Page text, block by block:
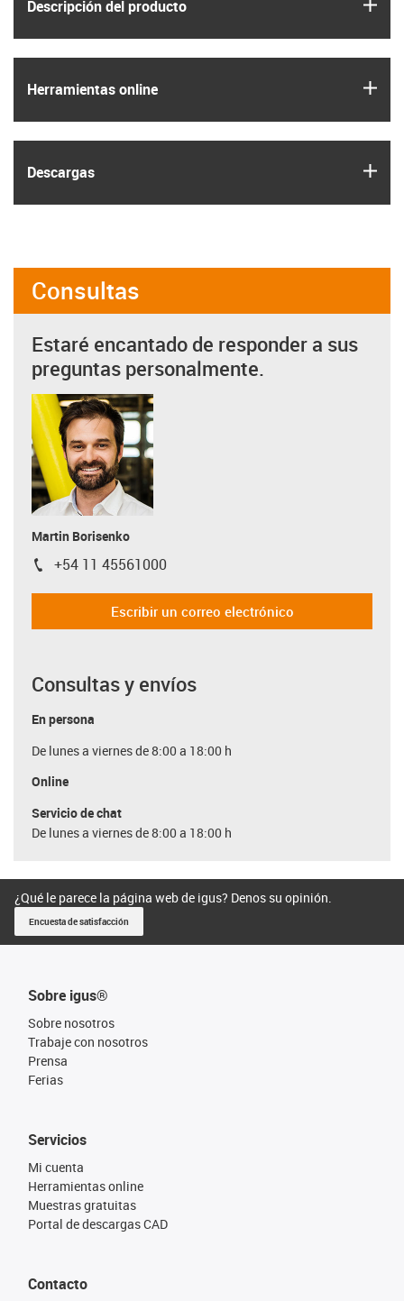
Descripción del producto
Herramientas online
Descargas
Consultas
Estaré encantado de responder a sus
preguntas personalmente.
Martin Borisenko
igus-icon-phone
+54 11 45561000
Escribir un correo electrónico
Consultas y envíos
En persona
De lunes a viernes de 8:00 a 18:00 h
Online
Servicio de chat
De lunes a viernes de 8:00 a 18:00 h
¿Qué le parece la página web de igus? Denos su opinión.
Encuesta de satisfacción
Sobre igus®
Sobre nosotros
Trabaje con nosotros
Prensa
Ferias
Servicios
Mi cuenta
Herramientas online
Muestras gratuitas
Portal de descargas CAD
Contacto